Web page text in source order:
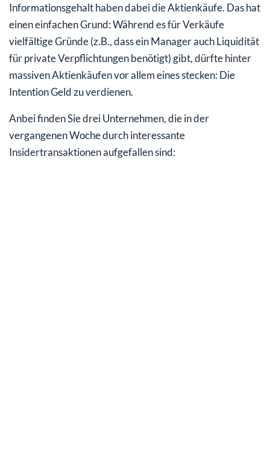
Informationsgehalt haben dabei die Aktienkäufe. Das hat
einen einfachen Grund: Während es für Verkäufe
vielfältige Gründe (z.B., dass ein Manager auch Liquidität
für private Verpflichtungen benötigt) gibt, dürfte ­hinter
massiven Aktienkäufen vor allem eines stecken: Die
Intention Geld zu verdienen.
Anbei finden Sie drei Unternehmen, die in der
vergangenen Woche durch interessante
Insidertransaktionen aufgefallen sind: